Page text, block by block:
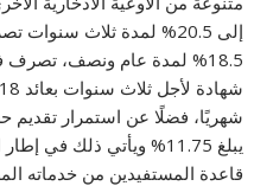
إلى 20.5% لمدة ثلاث
18.5% لمدة عام ونصف، تصرف
شهريًا، فضلًا عن استمرار تقديم
يبلغ 11.75% ويأتي ذلك
قاعدة المستفيدين من خدماته